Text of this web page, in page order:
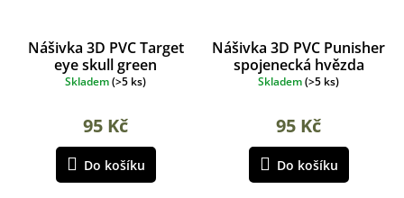
Nášivka 3D PVC Target
eye skull green
Skladem(>5 ks)
95 Kč
Do košíku
Nášivka 3D PVC Punisher
spojenecká hvězda
zelená
Skladem(>5 ks)
95 Kč
Do košíku